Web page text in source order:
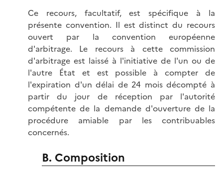
Ce recours, facultatif, est spécifique à la
présente convention. Il est distinct du recours
ouvert par la convention européenne
d'arbitrage. Le recours à cette commission
d'arbitrage est laissé à l'initiative de l'un ou de
l'autre État et est possible à compter de
l'expiration d'un délai de 24 mois décompté à
partir du jour de réception par l'autorité
compétente de la demande d'ouverture de la
procédure amiable par les contribuables
concernés.
B. Composition